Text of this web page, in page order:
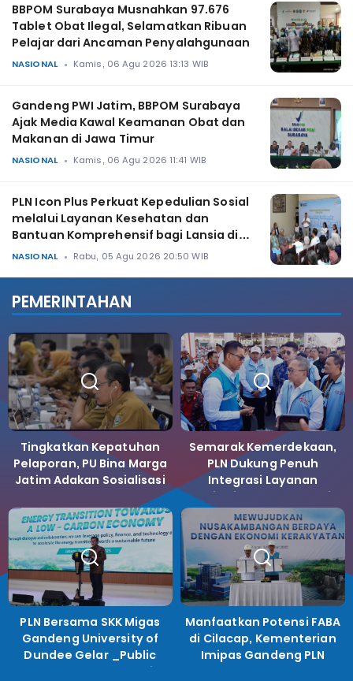
BBPOM Surabaya Musnahkan 97.676
Tablet Obat Ilegal, Selamatkan Ribuan
Pelajar dari Ancaman Penyalahgunaan
NASIONAL Kamis, 06 Agu 2026 13:13 WIB
Gandeng PWI Jatim, BBPOM Surabaya
Ajak Media Kawal Keamanan Obat dan
Makanan di Jawa Timur
NASIONAL Kamis, 06 Agu 2026 11:41 WIB
PLN Icon Plus Perkuat Kepedulian Sosial
melalui Layanan Kesehatan dan
Bantuan Komprehensif bagi Lansia di
Malang
NASIONAL Rabu, 05 Agu 2026 20:50 WIB
PEMERINTAHAN
Tingkatkan Kepatuhan
Pelaporan, PU Bina Marga
Jatim Adakan Sosialisasi
Semarak Kemerdekaan,
PLN Dukung Penuh
Integrasi Layanan
Kelistrikan ke Koperasi
Desa Merah Putih.
PLN Bersama SKK Migas
Gandeng University of
Dundee Gelar _Public
Lecture_, Kolaborasi
Manfaatkan Potensi FABA
di Cilacap, Kementerian
Imipas Gandeng PLN